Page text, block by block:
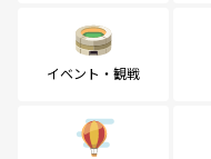
イベント・観戦